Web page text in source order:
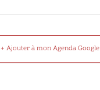
+ Ajouter à mon Agenda Google